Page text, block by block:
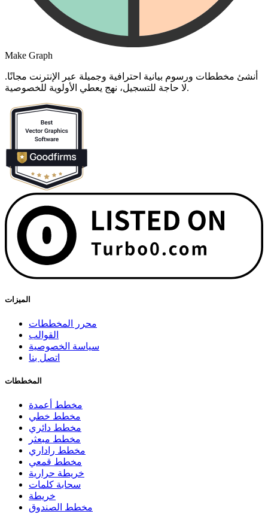
Make Graph
أنشئ مخططات ورسوم بيانية احترافية وجميلة عبر الإنترنت مجانًا.
لا حاجة للتسجيل، نهج يعطي الأولوية للخصوصية.
الميزات
محرر المخططات
القوالب
سياسة الخصوصية
اتصل بنا
المخططات
مخطط أعمدة
مخطط خطي
مخطط دائري
مخطط مبعثر
مخطط راداري
مخطط قمعي
خريطة حرارية
سحابة كلمات
خريطة
مخطط الصندوق